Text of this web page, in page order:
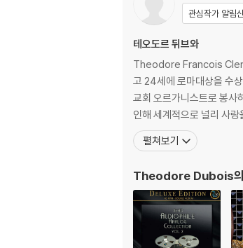
관심작가 알림
테오도르 뒤브와
Theodore Francois
고 24세에 로마대상을 수
교회 오르가니스트로 봉
인해 세계적으로 널리 사
펼쳐보기
Theodore Dubois